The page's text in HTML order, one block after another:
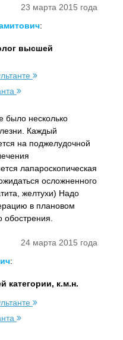
23 марта 2015 года
:
высшей
было несколько
Каждый
на поджелудочной
лапароскопическая
осложненного
желтухи) Надо
в плановом
обострения.
24 марта 2015 года
:
категории, к.м.н.